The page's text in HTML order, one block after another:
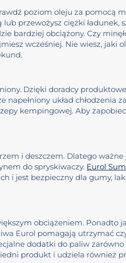
poziom oleju za pomocą
przewożysz ciężki ładunek,
bardziej obciążony. Czy
wcześniej. Nie wiesz, jaki
Dzięki doradcy
napełniony układ chłodzenia
kempingowej. Aby
i deszczem. Dlatego
do spryskiwaczy. Eurol
i jest bezpieczny dla gumy,
obciążeniem. Ponadto
Eurol pomagają utrzymać
dodatki do paliw
produkt i udziela również